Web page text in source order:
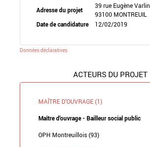
Adresse du projet
39 rue Eugène Varlin
93100 MONTREUIL
Date de candidature
12/02/2019
Données déclaratives
ACTEURS DU PROJET
MAÎTRE D'OUVRAGE (1)
Maître d'ouvrage - Bailleur social public
OPH Montreuillois (93)